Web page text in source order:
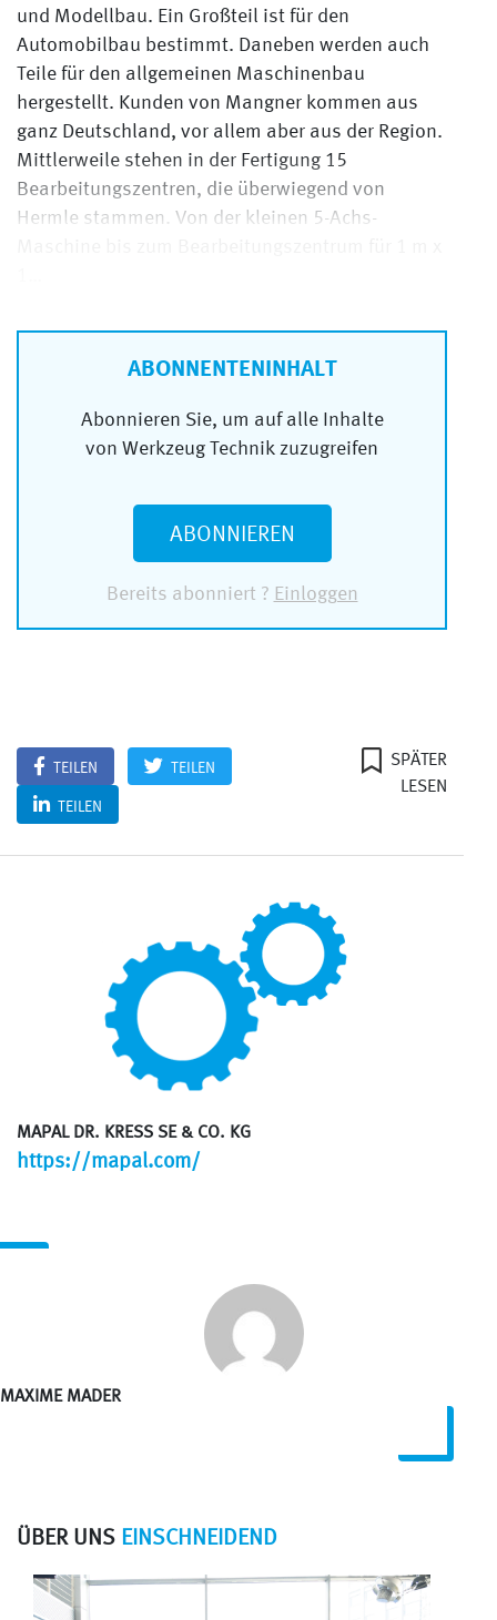
und Modellbau. Ein Großteil ist für den
Automobilbau bestimmt. Daneben werden auch
Teile für den allgemeinen Maschinenbau
hergestellt. Kunden von Mangner kommen aus
ganz Deutschland, vor allem aber aus der Region.
Mittlerweile stehen in der Fertigung 15
Bearbeitungszentren, die überwiegend von
Hermle stammen. Von der kleinen 5-Achs-
ABONNENTENINHALT
Abonnieren Sie, um auf alle Inhalte
von Werkzeug Technik zuzugreifen
ABONNIEREN
Bereits abonniert ? Einloggen
TEILEN TEILEN
TEILEN
SPÄTER
LESEN
MAPAL DR. KRESS SE & CO. KG
https://mapal.com/
MAXIME MADER
ÜBER UNS EINSCHNEIDEND